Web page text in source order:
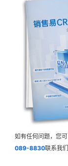
如有任何问题，您
089-8830联系我们